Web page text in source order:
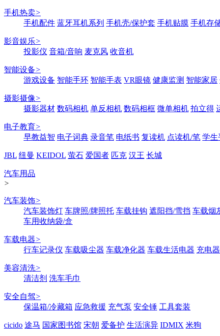
手机热卖>
手机配件 蓝牙耳机系列 手机壳/保护套 手机贴膜 手机存
影音娱乐>
投影仪 音箱/音响 麦克风 收音机
智能设备>
游戏设备 智能手环 智能手表 VR眼镜 健康监测 智能家居
摄影摄像>
摄影器材 数码相机 单反相机 数码相框 微单相机 拍立得
电子教育>
早教益智 电子词典 录音笔 电纸书 复读机 点读机/笔 学生
JBL 纽曼 KEIDOL 萤石 爱国者 匹克 汉王 长城
汽车用品
>
汽车装饰>
汽车装饰灯 车牌照/牌照托 车载挂钩 遮阳挡/雪挡 车载烟
车用收纳袋/盒
车载电器>
行车记录仪 车载吸尘器 车载净化器 车载生活电器 充电
美容清洗>
清洁剂 洗车毛巾
安全自驾>
保温箱/冷藏箱 应急救援 充气泵 安全锤 工具套装
cicido 途马 国家图书馆 宋朝 爱备护 生活演异 IDMIX 米狗